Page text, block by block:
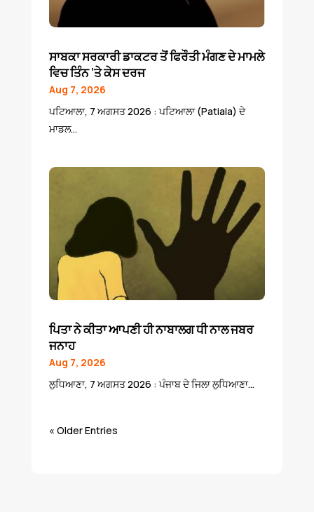
ਸਾਬਕਾ ਸਰਕਾਰੀ ਡਾਕਟਰ ਤੋਂ ਫਿਰੌਤੀ ਮੰਗਣ ਦੇ ਮਾਮਲੇ
ਵਿਚ ਤਿੰਨ ‘ਤੇ ਕੇਸ ਦਰਜ
Aug 7, 2026
ਪਟਿਆਲਾ, 7 ਅਗਸਤ 2026 : ਪਟਿਆਲਾ (Patiala) ਦੇ
ਮਾਡਲ...
ਪਿਤਾ ਨੇ ਕੀਤਾ ਆਪਣੀ ਹੀ ਨਾਬਾਲਗ ਧੀ ਨਾਲ ਜਬਰ
ਜਨਾਹ
Aug 7, 2026
ਲੁਧਿਆਣਾ, 7 ਅਗਸਤ 2026 : ਪੰਜਾਬ ਦੇ ਜਿਲਾ ਲੁਧਿਆਣਾ...
« Older Entries